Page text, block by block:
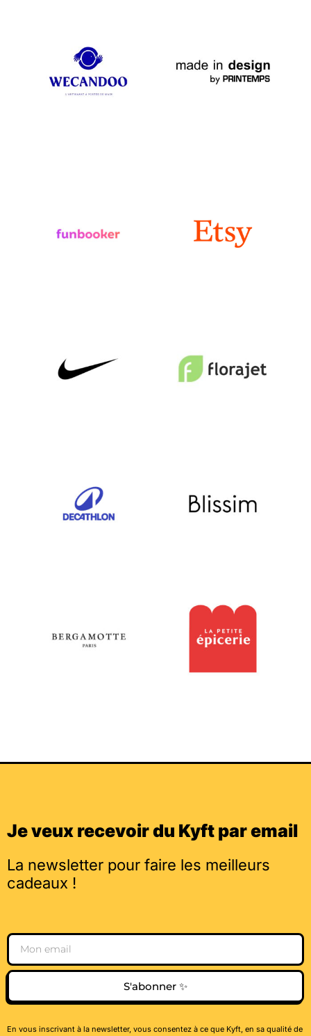
Je veux recevoir du Kyft par email
La newsletter pour faire les meilleurs
cadeaux !
Email
S'abonner ✨
En vous inscrivant à la newsletter, vous consentez à ce que Kyft, en sa qualité de